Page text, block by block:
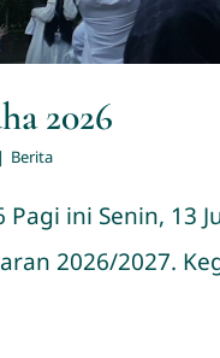
2026
| Berita
Pagi ini Senin, 13
2026/2027.